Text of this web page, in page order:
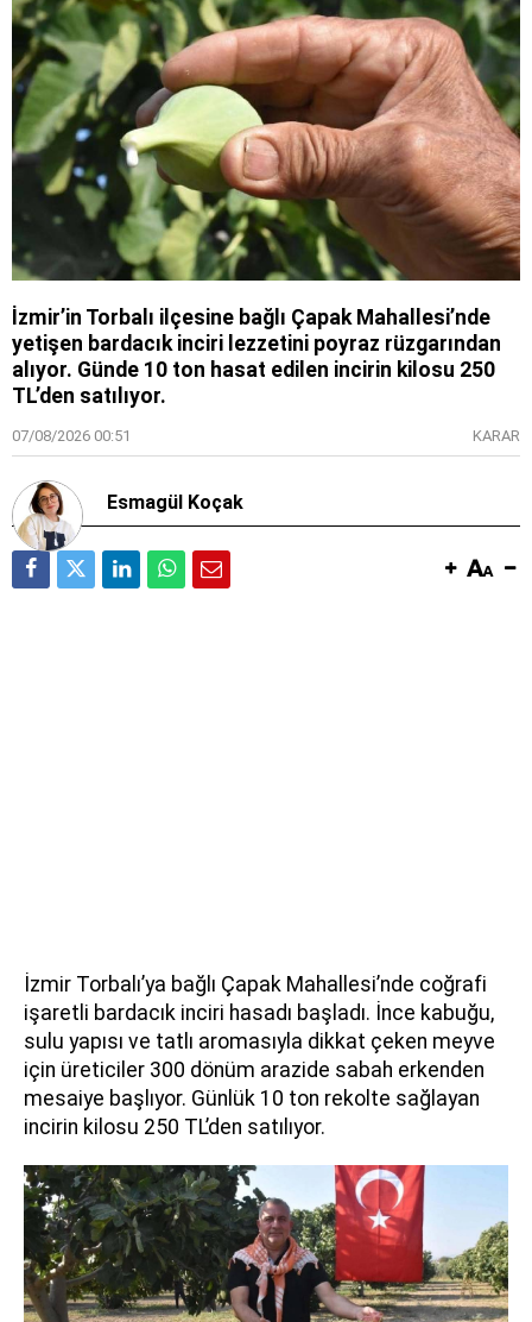
İzmir’in Torbalı ilçesine bağlı Çapak Mahallesi’nde
yetişen bardacık inciri lezzetini poyraz rüzgarından
alıyor. Günde 10 ton hasat edilen incirin kilosu 250
TL’den satılıyor.
07/08/2026 00:51 KARAR
Esmagül Koçak
İzmir Torbalı’ya bağlı Çapak Mahallesi’nde coğrafi
işaretli bardacık inciri hasadı başladı. İnce kabuğu,
sulu yapısı ve tatlı aromasıyla dikkat çeken meyve
için üreticiler 300 dönüm arazide sabah erkenden
mesaiye başlıyor. Günlük 10 ton rekolte sağlayan
incirin kilosu 250 TL’den satılıyor.